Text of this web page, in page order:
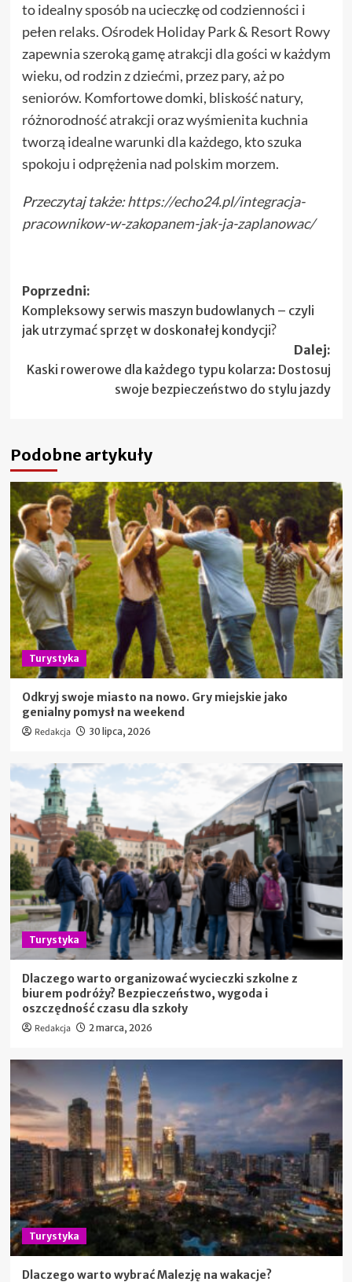
to idealny sposób na ucieczkę od codzienności i
pełen relaks. Ośrodek Holiday Park & Resort Rowy
zapewnia szeroką gamę atrakcji dla gości w każdym
wieku, od rodzin z dziećmi, przez pary, aż po
seniorów. Komfortowe domki, bliskość natury,
różnorodność atrakcji oraz wyśmienita kuchnia
tworzą idealne warunki dla każdego, kto szuka
spokoju i odprężenia nad polskim morzem.
Przeczytaj także:https://echo24.pl/integracja-
pracownikow-w-zakopanem-jak-ja-zaplanowac/
Zobacz
wpisy
Poprzedni:
Kompleksowy serwis maszyn budowlanych – czyli
jak utrzymać sprzęt w doskonałej kondycji?
Dalej:
Kaski rowerowe dla każdego typu kolarza: Dostosuj
swoje bezpieczeństwo do stylu jazdy
Podobne artykuły
Turystyka
Odkryj swoje miasto na nowo. Gry miejskie jako
genialny pomysł na weekend
Redakcja 30 lipca, 2026
Turystyka
Dlaczego warto organizować wycieczki szkolne z
biurem podróży? Bezpieczeństwo, wygoda i
oszczędność czasu dla szkoły
Redakcja 2 marca, 2026
Turystyka
Dlaczego warto wybrać Malezję na wakacje?